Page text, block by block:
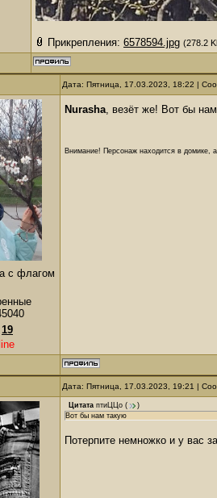
Прикрепления: 6578594.jpg (278.2
Дата: Пятница, 17.03.2023, 18:22 |
с флагом
19
Nurаsha , везёт же! Вот бы
Внимание! Персонаж находится в домике,
Дата: Пятница, 17.03.2023, 19:21 |
Цитата птиЦЦо (
)
Вот бы нам такую
Потерпите немножко и у вас